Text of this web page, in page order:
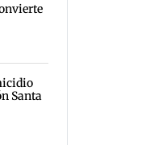
Santa